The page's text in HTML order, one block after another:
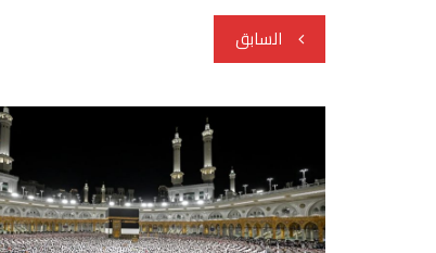
تصفّح
المقالات
السابق